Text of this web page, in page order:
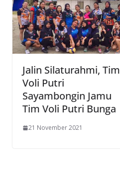
Jalin Silaturahmi, Tim
Voli Putri
Sayambongin Jamu
Tim Voli Putri Bunga
21 November 2021